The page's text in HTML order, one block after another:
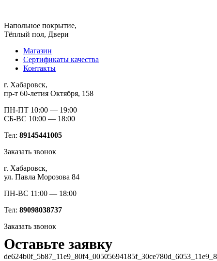
Напольное покрытие,
Тёплый пол, Двери
Магазин
Сертификаты качества
Контакты
г. Хабаровск,
пр-т 60-летия Октября, 158
ПН-ПТ 10:00 — 19:00
СБ-ВС 10:00 — 18:00
Тел: 89145441005
Заказать звонок
г. Хабаровск,
ул. Павла Морозова 84
ПН-ВС 11:00 — 18:00
Тел: 89098038737
Заказать звонок
Оставьте заявку